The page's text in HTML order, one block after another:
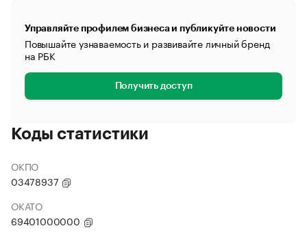
Управляйте профилем бизнеса и публикуйте новости
Повышайте узнаваемость и развивайте личный бренд
на РБК
Получить доступ
Коды статистики
ОКПО
03478937
ОКАТО
69401000000